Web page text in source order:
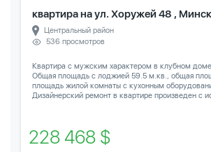
квартира на ул. Хоружей 48 , Минск
Центральный район
536 просмотров
Квартира с мужским характером в клубном
Общая площадь с лоджией 59.5 м.кв., общая
площадь жилой комнаты с кухонным
Дизайнерский ремонт в квартире произведен с
228 468 $